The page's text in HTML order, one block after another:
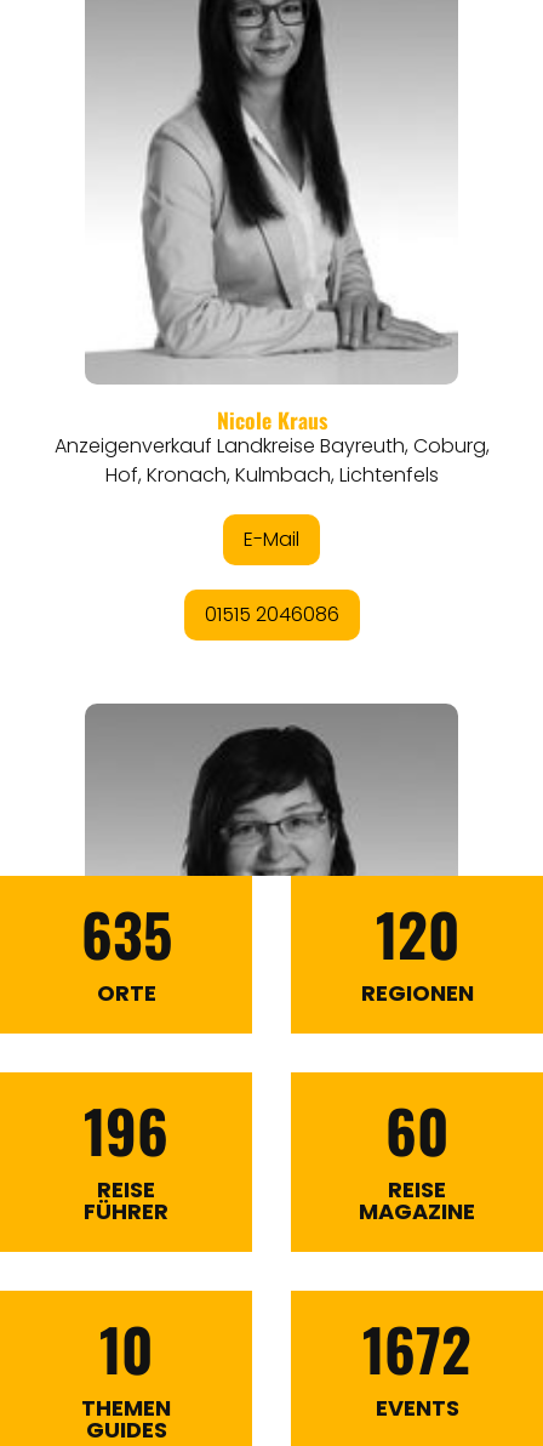
635
ORTE
120
REGIONEN
196
REISE
FÜHRER
60
REISE
MAGAZINE
10
THEMEN
GUIDES
1672
EVENTS